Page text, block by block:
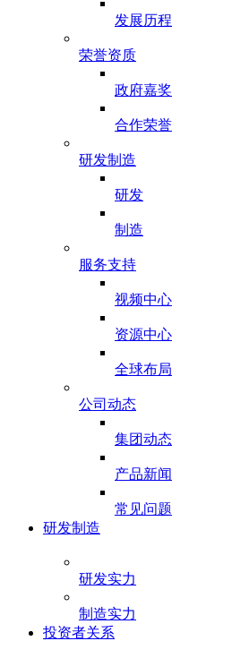
发展历程
荣誉资质
政府嘉奖
合作荣誉
研发制造
研发
制造
服务支持
视频中心
资源中心
全球布局
公司动态
集团动态
产品新闻
常见问题
研发制造
研发实力
制造实力
投资者关系